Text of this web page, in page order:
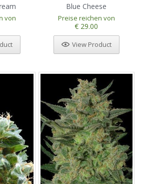
von
Blue Cheese
Preise reichen von
€ 29.00
View Product